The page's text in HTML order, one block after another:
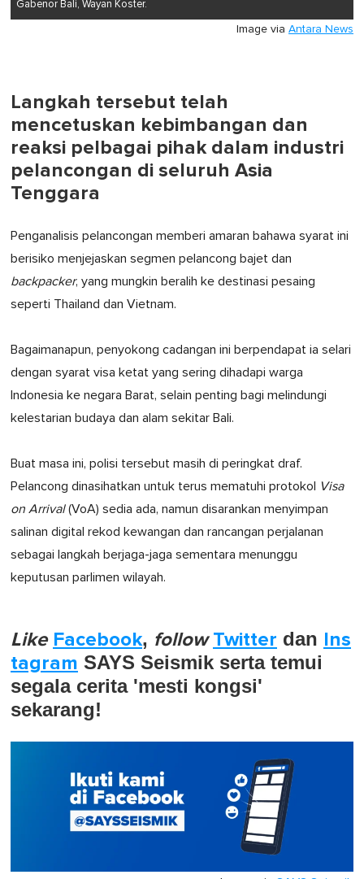
Gabenor Bali, Wayan Koster.
Image via Antara News
Langkah tersebut telah
mencetuskan kebimbangan dan
reaksi pelbagai pihak dalam industri
pelancongan di seluruh Asia
Tenggara
Penganalisis pelancongan memberi amaran bahawa syarat ini
berisiko menjejaskan segmen pelancong bajet dan
backpacker, yang mungkin beralih ke destinasi pesaing
seperti Thailand dan Vietnam.
Bagaimanapun, penyokong cadangan ini berpendapat ia selari
dengan syarat visa ketat yang sering dihadapi warga
Indonesia ke negara Barat, selain penting bagi melindungi
kelestarian budaya dan alam sekitar Bali.
Buat masa ini, polisi tersebut masih di peringkat draf.
Pelancong dinasihatkan untuk terus mematuhi protokol
Visa
on Arrival(VoA) sedia ada, namun disarankan menyimpan
salinan digital rekod kewangan dan rancangan perjalanan
sebagai langkah berjaga-jaga sementara menunggu
keputusan parlimen wilayah.
Like Facebook, follow Twitter dan Ins
tagram SAYS Seismik serta temui
segala cerita 'mesti kongsi'
sekarang!